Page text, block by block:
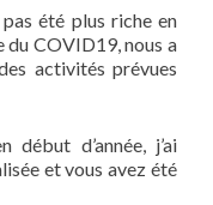
pas été plus riche en
du COVID19, nous a
activités prévues
d’année, j’ai
et vous avez été